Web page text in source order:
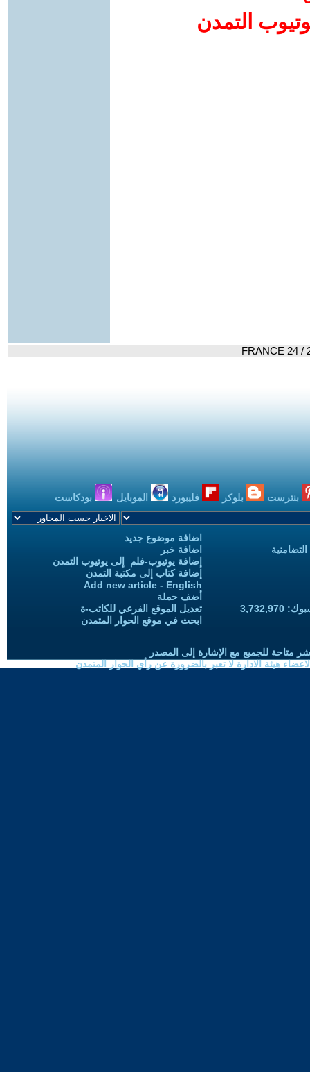
التمدن
بنترست بلوكر فليبورد الموبايل بودكاست
اضافة موضوع جديد
اضافة خبر
إضافة يوتيوب-فلم إلى يوتيوب التمدن
إضافة كتاب إلى مكتبة التمدن
Add new article - English
أضف حملة
تعديل الموقع الفرعي للكاتب-ة
ابحث في موقع الحوار المتمدن
متاحة للجميع مع الإشارة إلى المصدر
هيئة الادارة لا تعبر بالضرورة عن رأي الحوار المتمدن